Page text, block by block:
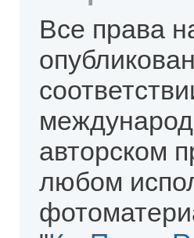
Все права
авторском
любом